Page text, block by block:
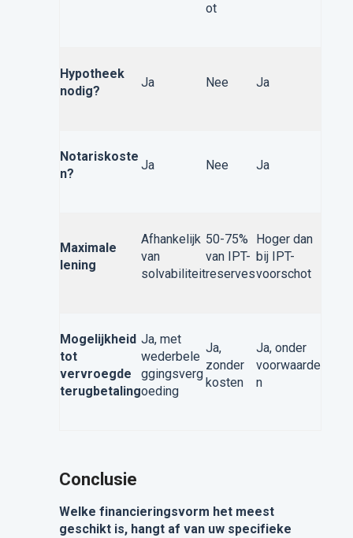
ot
Hypotheek
nodig?
Ja Nee Ja
Notariskoste
n?
Ja Nee Ja
Maximale
lening
Afhankelijk
van
solvabiliteit
50-75%
van IPT-
reserves
Hoger dan
bij IPT-
voorschot
Mogelijkheid
tot
vervroegde
terugbetaling
Ja, met
wederbele
ggingsverg
oeding
Ja,
zonder
kosten
Ja, onder
voorwaarde
n
Conclusie
Welke financieringsvorm het meest
geschikt is, hangt af van uw specifieke